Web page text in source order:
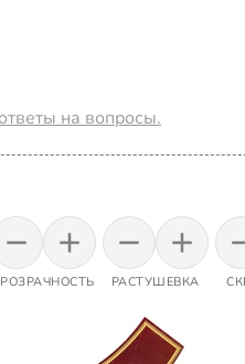
на вопросы.
РАСТУШЕВКА